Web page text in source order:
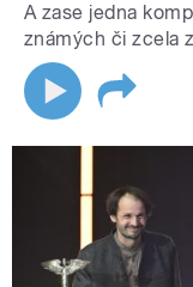
A zase jedna
známých či zcela